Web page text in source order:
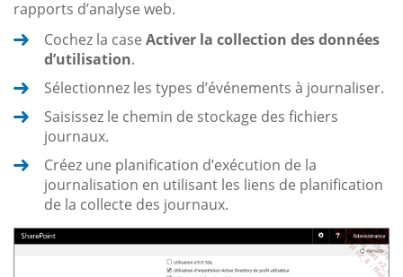
rapports d’analyse web.
Cochez la case Activer la collection des données
d’utilisation.
Sélectionnez les types d’événements à journaliser.
Saisissez le chemin de stockage des fichiers
journaux.
Créez une planification d’exécution de la
journalisation en utilisant les liens de planification
de la collecte des journaux.